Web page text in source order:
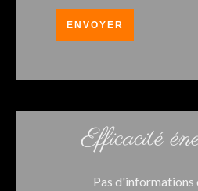
ENVOYER
Efficacité
Pas d'informations